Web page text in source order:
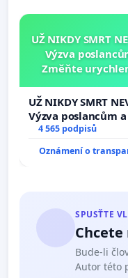
UŽ NIKDY SMRT
Výzva
Změňte
UŽ NIKDY SMRT
Výzva poslancům
Změňte urychleně
opakovat!
4 565 podpisů
Oznámení o
SPUSŤTE
Chcete
Bude-li
Autor této